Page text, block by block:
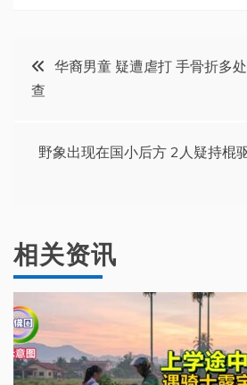
文
章
导
华裔男童 疑遭虐打 手骨折多
查
野象出现在国小后方 2人疑持棍
相关资讯